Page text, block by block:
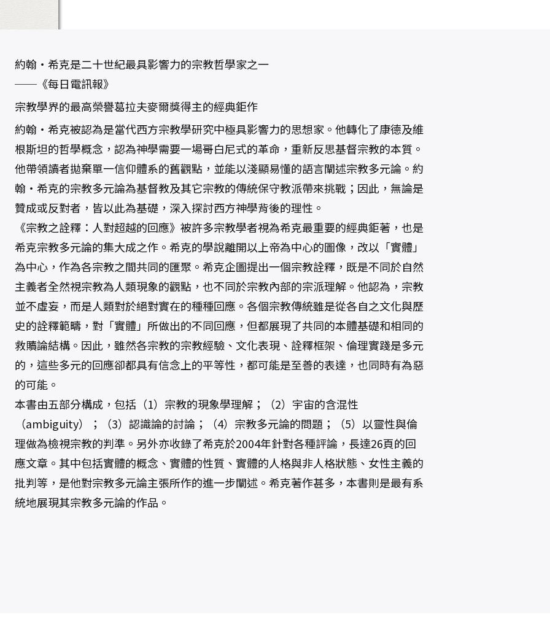
約翰‧希克是二十世紀最具影響力的宗教哲學家之一
──《每日電訊報》
宗教學界的最高榮譽葛拉夫麥爾獎得主的經典鉅作
約翰‧希克被認為是當代西方宗教學研究中極具影響力的思想家。他轉化了康德及維
根斯坦的哲學概念，認為神學需要一場哥白尼式的革命，重新反思基督宗教的本質。
他帶領讀者拋棄單一信仰體系的舊觀點，並能以淺顯易懂的語言闡述宗教多元論。約
翰‧希克的宗教多元論為基督教及其它宗教的傳統保守教派帶來挑戰；因此，無論是
贊成或反對者，皆以此為基礎，深入探討西方神學背後的理性。
《宗教之詮釋：人對超越的回應》被許多宗教學者視為希克最重要的經典鉅著，也是
希克宗教多元論的集大成之作。希克的學說離開以上帝為中心的圖像，改以「實體」
為中心，作為各宗教之間共同的匯聚。希克企圖提出一個宗教詮釋，既是不同於自然
主義者全然視宗教為人類現象的觀點，也不同於宗教內部的宗派理解。他認為，宗教
並不虛妄，而是人類對於絕對實在的種種回應。各個宗教傳統雖是從各自之文化與歷
史的詮釋範疇，對「實體」所做出的不同回應，但都展現了共同的本體基礎和相同的
救贖論結構。因此，雖然各宗教的宗教經驗、文化表現、詮釋框架、倫理實踐是多元
的，這些多元的回應卻都具有信念上的平等性，都可能是至善的表達，也同時有為惡
的可能。
本書由五部分構成，包括（1）宗教的現象學理解；（2）宇宙的含混性
（ambiguity）；（3）認識論的討論；（4）宗教多元論的問題；（5）以靈性與倫
理做為檢視宗教的判準。另外亦收錄了希克於2004年針對各種評論，長達26頁的回
應文章。其中包括實體的概念、實體的性質、實體的人格與非人格狀態、女性主義的
批判等，是他對宗教多元論主張所作的進一步闡述。希克著作甚多，本書則是最有系
統地展現其宗教多元論的作品。